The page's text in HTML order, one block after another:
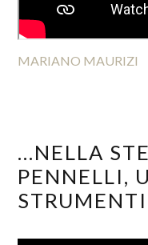
MARIANO MAURIZI
...NELLA
PENNELLI,
STRUMENTI